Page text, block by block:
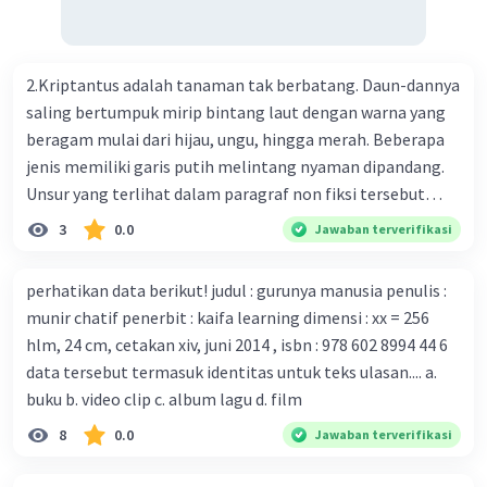
bersama sejumlah perusahaan biotek dan vaksin.
Beberapa waktu lalu, Kepala Laboratorium Identifikasi
Virus dari Institut Peter Doherty untuk Infeksi dan
kekebalan, Melbourne, Julian Druce, menyatakan mereka
mengembangkan virus Corona versi laboratorium dari
tubuh pasien yang terinfeksi untuk uji coba. Tanggapan
yang sesuai dengan berita tersebut adalah ... A.
serangan virus Corona dengan menemukan vaksin virus
tersebut. B. Para ilmuan perlu segera mempelajari virus
corona yang menjadi masalah besar bagi kesehatan dunia
karena persebarannya sangat cepat. C. Masyarakat perlu
mawas diri dan menjaga kesehatan dalam menghadapi
serangan virus corona yang mulai menyebar di Indonesia,
D. Virus corona menjadi masalah besar bagi kesehatan
2.Kriptantus adalah tanaman tak berbatang. Daun-dannya
saling bertumpuk mirip bintang laut dengan warna yang
beragam mulai dari hijau, ungu, hingga merah. Beberapa
jenis memiliki garis putih melintang nyaman dipandang.
Unsur yang terlihat dalam paragraf non fiksi tersebut
adalah... A. cara menyajikan isi buku B. bahasa yang
digunakan C. tokoh dan penokohan D. penyajian alur cerita
3 0.0 Jawaban terverifikasi
perhatikan data berikut! judul : gurunya manusia penulis :
munir chatif penerbit : kaifa learning dimensi : xx = 256
hlm, 24 cm, cetakan xiv, juni 2014 , isbn : 978 602 8994 44 6
data tersebut termasuk identitas untuk teks ulasan.... a.
buku b. video clip c. album lagu d. film
8 0.0 Jawaban terverifikasi